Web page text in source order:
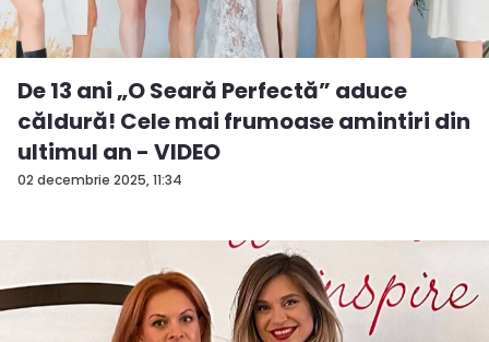
02 decembrie 2025, 11:34
De 13 ani „O Seară Perfectă” aduce
căldură! Cele mai frumoase amintiri din
ultimul an - VIDEO